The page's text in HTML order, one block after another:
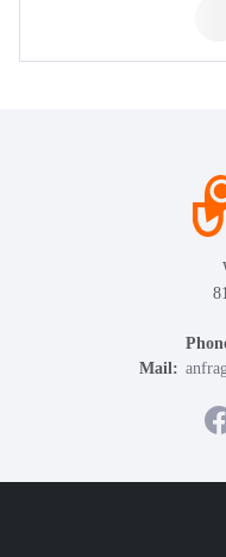
Mail: